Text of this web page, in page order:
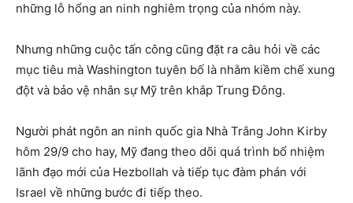
những lỗ hổng an ninh nghiêm trọng của nhóm này.
Nhưng những cuộc tấn công cũng đặt ra câu hỏi về các
mục tiêu mà Washington tuyên bố là nhằm kiềm chế xung
đột và bảo vệ nhân sự Mỹ trên khắp Trung Đông.
Người phát ngôn an ninh quốc gia Nhà Trắng John Kirby
hôm 29/9 cho hay, Mỹ đang theo dõi quá trình bổ nhiệm
lãnh đạo mới của Hezbollah và tiếp tục đàm phán với
Israel về những bước đi tiếp theo.